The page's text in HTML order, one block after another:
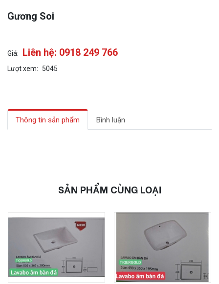
Gương Soi
Giá: Liên hệ: 0918 249 766
Lượt xem: 5045
Thông tin sản phẩm Bình luận
SẢN PHẨM CÙNG LOẠI